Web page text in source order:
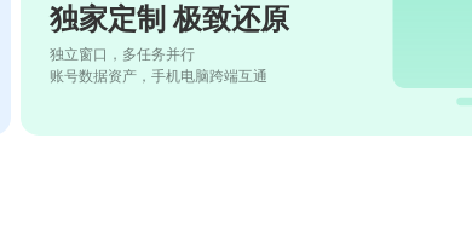
独家定制 极致还原
独立窗口，多任务并行
账号数据资产，手机电脑跨端互通